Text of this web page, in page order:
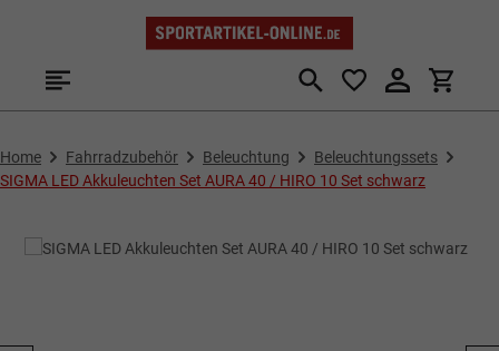
Zum Hauptinhalt springen
Home Fahrradzubehör Beleuchtung
Beleuchtungssets
SIGMA LED Akkuleuchten Set AURA 40 / HIRO 10 Set schwarz